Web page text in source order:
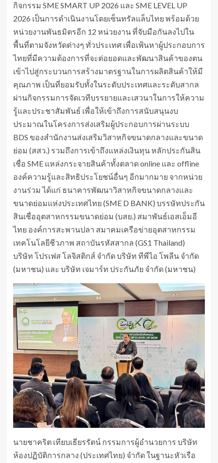
กิจกรรม SME SMART UP 2026 และ SME LEVEL UP
2026 เป็นการดำเนินงานโดยเซ็นทรัลแล็บไทย พร้อมด้วย
หน่วยงานพันธมิตรอีก 12 หน่วยงาน ที่จับมือกันลงไปใน
พื้นที่ตามจังหวัดต่างๆ ทั่วประเทศ เพื่อเฟ้นหาผู้ประกอบการ
ไทยที่มีความต้องการที่จะต่อยอดและพัฒนาสินค้าของตน
เข้าไปสู่กระบวนการสร้างมาตรฐานในการผลิตสินค้าให้มี
คุณภาพ เป็นที่ยอมรับทั้งในระดับประเทศและระดับสากล
ผ่านกิจกรรมการจัดเวทีบรรยายและเสวนาในการให้ความ
รู้และประชาสัมพันธ์ เพื่อให้เข้าถึงการสนับสนุนงบ
ประมาณในโครงการส่งเสริมผู้ประกอบการผ่านระบบ
BDS ของสำนักงานส่งเสริมวิสาหกิจขนาดกลางและขนาด
ย่อม (สสว.) รวมถึงการเข้าถึงแหล่งเงินทุน หลักประกันสิน
เชื่อ SME แหล่งกระจายสินค้าทั้งตลาด online และ offline
องค์ความรู้และสิทธิประโยชน์อื่นๆ อีกมากมาย จากหน่วย
งานร่วม ได้แก่ ธนาคารพัฒนาวิสาหกิจขนาดกลางและ
ขนาดย่อมแห่งประเทศไทย (SME D BANK) บรรษัทประกัน
สินเชื่ออุตสาหกรรมขนาดย่อม (บสย.) สมาพันธ์เอสเอ็มอี
ไทย องค์การสะพานปลา สมาคมเครือข่ายอุตสาหกรรม
เทคโนโลยีชีวภาพ สถาบันรหัสสากล (GS1 Thailand)
บริษัท โปรเฟส โลจิสติกส์ จำกัด บริษัท ทีพีไอ โพลีน จำกัด
(มหาชน) และ บริษัท เจมาร์ท ประกันภัย จำกัด (มหาชน)
นายชาคริต เทียบเธียรรัตน์ กรรมการผู้อำนวยการ บริษัท
ห้องปฏิบัติการกลาง (ประเทศไทย) จำกัด ในฐานะหัวเรือ